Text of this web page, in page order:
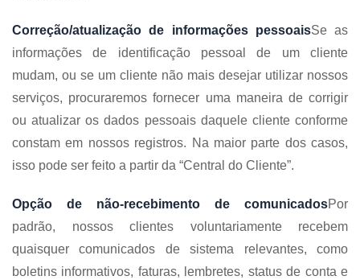
Correção/atualização de informações pessoaisSe as
informações de identificação pessoal de um cliente
mudam, ou se um cliente não mais desejar utilizar nossos
serviços, procuraremos fornecer uma maneira de corrigir
ou atualizar os dados pessoais daquele cliente conforme
constam em nossos registros. Na maior parte dos casos,
isso pode ser feito a partir da “Central do Cliente”.
Opção de não-recebimento de comunicadosPor
padrão, nossos clientes voluntariamente recebem
quaisquer comunicados de sistema relevantes, como
boletins informativos, faturas, lembretes, status de conta e